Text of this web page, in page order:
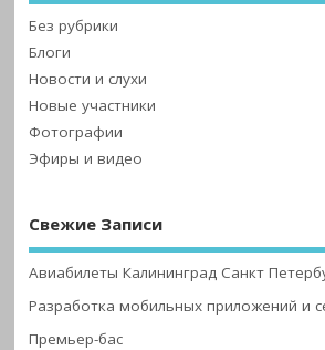
Без рубрики
Блоги
Новости и слухи
Новые участники
Фотографии
Эфиры и видео
Свежие Записи
Авиабилеты Калининград Санкт
Разработка мобильных приложений и
Премьер-бас